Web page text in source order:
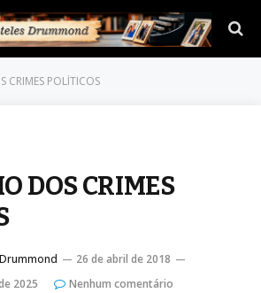
CRIMES POLÍTICOS
DOS CRIMES
26 de abril de 2018
2025
Nenhum comentário